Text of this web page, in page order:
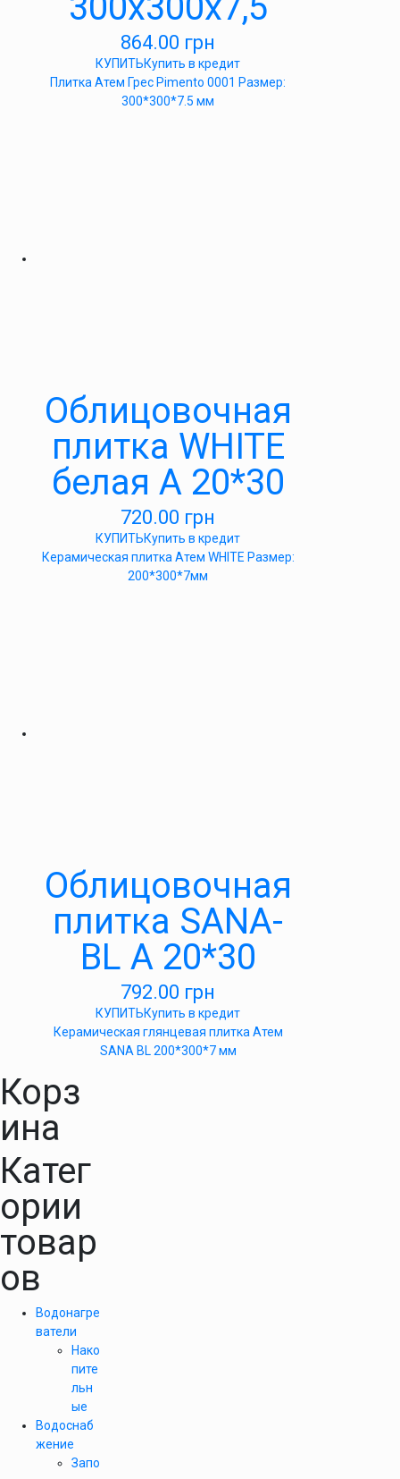
864.00 грн
КУПИТЬКупить в кредит
Плитка Атем Грес Pimento 0001 Размер:
300*300*7.5 мм
Облицовочная
плитка WHITE
белая А 20*30
720.00 грн
КУПИТЬКупить в кредит
Керамическая плитка Атем WHITE Размер:
200*300*7мм
Облицовочная
плитка SANA-
BL А 20*30
792.00 грн
КУПИТЬКупить в кредит
Керамическая глянцевая плитка Атем
SANA BL 200*300*7 мм
Корз
ина
Катег
ории
товар
ов
Водонагре
ватели
Нако
пите
льн
ые
Водоснаб
жение
Запо